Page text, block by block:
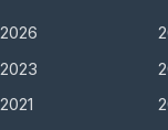
2026
2023
2021